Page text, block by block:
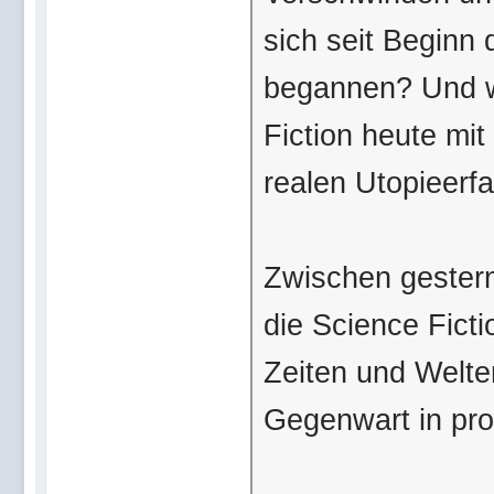
sich seit Beginn
begannen? Und
Fiction heute
realen
Zwischen
die Science
Zeiten und
Gegenwart in